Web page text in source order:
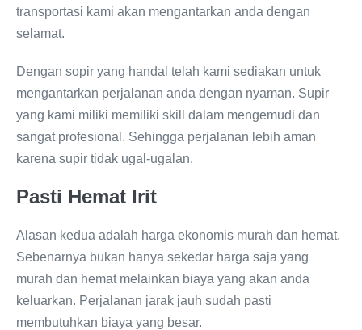
transportasi kami akan mengantarkan anda dengan
selamat.
Dengan sopir yang handal telah kami sediakan untuk
mengantarkan perjalanan anda dengan nyaman. Supir
yang kami miliki memiliki skill dalam mengemudi dan
sangat profesional. Sehingga perjalanan lebih aman
karena supir tidak ugal-ugalan.
Pasti Hemat Irit
Alasan kedua adalah harga ekonomis murah dan hemat.
Sebenarnya bukan hanya sekedar harga saja yang
murah dan hemat melainkan biaya yang akan anda
keluarkan. Perjalanan jarak jauh sudah pasti
membutuhkan biaya yang besar.